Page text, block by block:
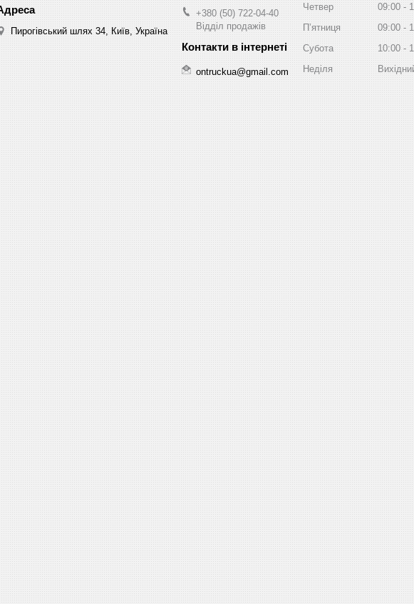
Пирогівський шлях 34, Київ, Україна
+380 (50) 722-04-40
Відділ продажів
ontruckua@gmail.com
Четвер
09:00
Пʼятниця
09:00
Субота
10:00
Неділя